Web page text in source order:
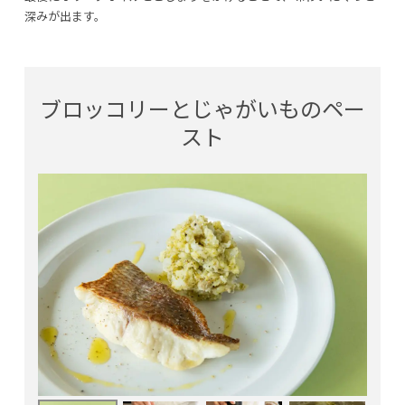
深みが出ます。
ブロッコリーとじゃがいものペー
スト